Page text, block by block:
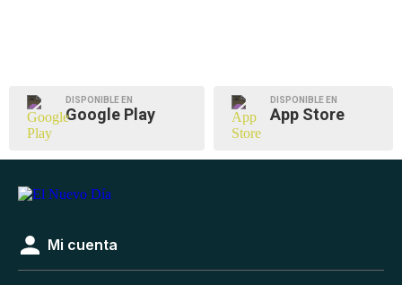
DISPONIBLE EN
Google Play
DISPONIBLE EN
App Store
Mi cuenta